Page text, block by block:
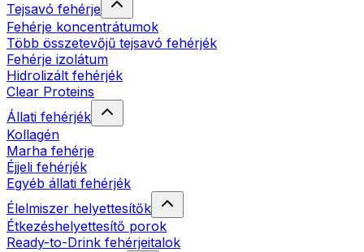
Tejsavó fehérje
Fehérje koncentrátumok
Több összetevőjű tejsavó fehérjék
Fehérje izolátum
Hidrolizált fehérjék
Clear Proteins
Állati fehérjék
Kollagén
Marha fehérje
Éjjeli fehérjék
Egyéb állati fehérjék
Élelmiszer helyettesítők
Étkezéshelyettesítő porok
Ready-to-Drink fehérjeitalok